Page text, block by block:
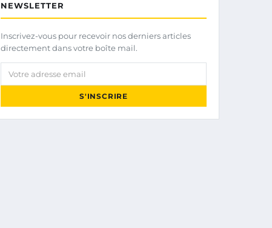
NEWSLETTER
Inscrivez-vous pour recevoir nos derniers articles
directement dans votre boîte mail.
Votre adresse email
S'INSCRIRE